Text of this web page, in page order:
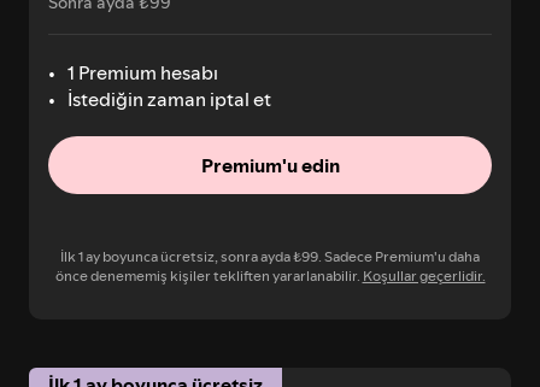
1 Premium hesabı
İstediğin zaman iptal et
Premium'u edin
İlk 1 ay boyunca ücretsiz, sonra ayda ₺99. Sadece Premium'u daha
önce denememiş kişiler tekliften yararlanabilir. Koşullar geçerlidir.